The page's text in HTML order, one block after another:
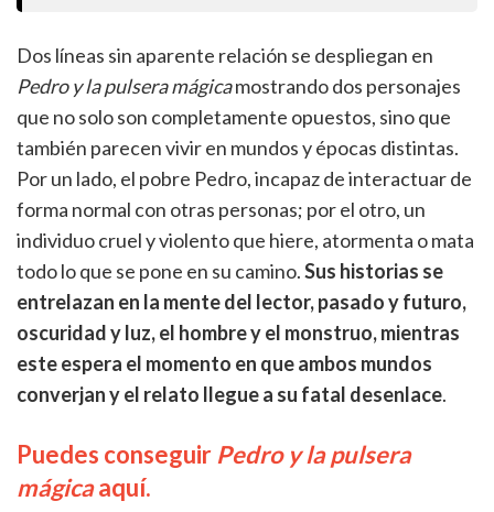
Dos líneas sin aparente relación se despliegan en
Pedro y la pulsera mágicamostrando dos personajes
que no solo son completamente opuestos, sino que
también parecen vivir en mundos y épocas distintas.
Por un lado, el pobre Pedro, incapaz de interactuar de
forma normal con otras personas; por el otro, un
individuo cruel y violento que hiere, atormenta o mata
todo lo que se pone en su camino.Sus historias se
entrelazan en la mente del lector, pasado y futuro,
oscuridad y luz, el hombre y el monstruo, mientras
este espera el momento en que ambos mundos
converjan y el relato llegue a su fatal desenlace.
Puedes conseguir Pedro y la pulsera
mágicaaquí.